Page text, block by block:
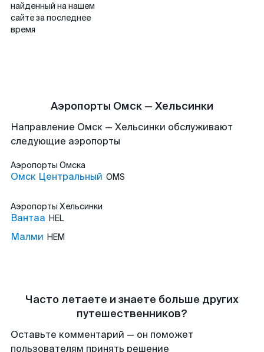
найденный на нашем
сайте за последнее
время
Аэропорты Омск — Хельсинки
Направление Омск — Хельсинки обслуживают
следующие аэропорты
Аэропорты Омска
Омск Центральный OMS
Аэропорты Хельсинки
Вантаа HEL
Малми HEM
Часто летаете и знаете больше других
путешественников?
Оставьте комментарий — он поможет
пользователям принять решение